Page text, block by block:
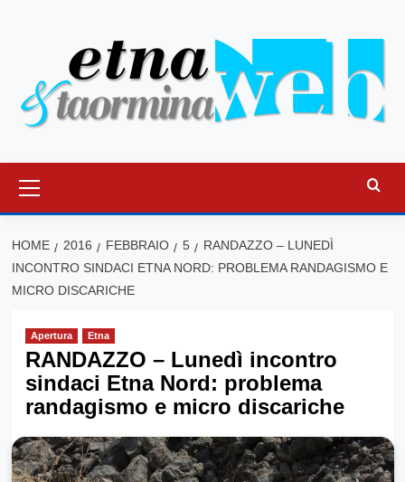
principale
HOME 2016 FEBBRAIO 5
RANDAZZO – LUNEDÌ
INCONTRO SINDACI ETNA NORD: PROBLEMA RANDAGISMO E
MICRO DISCARICHE
Apertura Etna
RANDAZZO – Lunedì incontro
sindaci Etna Nord: problema
randagismo e micro discariche